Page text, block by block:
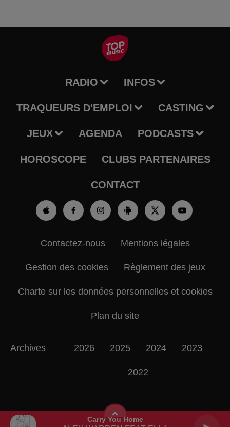
Carry You Home
RADIO INFOS
TRAQUEURS D'EMPLOI CASTING
JEUX AGENDA PODCASTS
HOROSCOPE CLUBS PARTENAIRES
CONTACT
Contactez-nous Mentions légales
Gestion des cookies Règlement des jeux
Charte sur les données personnelles et cookies
Plan du site
Archives 2026 2025 2024 2023
2022